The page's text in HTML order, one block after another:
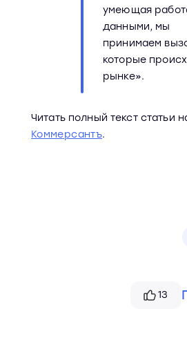
умеющая
данными, мы
принимаем
которые
рынке».
Читать полный текст статьи
Коммерсантъ.
13